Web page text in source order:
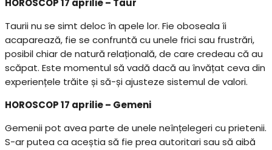
Taurii nu se simt deloc în apele lor. Fie oboseala îi
acaparează, fie se confruntă cu unele frici sau frustrări,
posibil chiar de natură relațională, de care credeau că au
scăpat. Este momentul să vadă dacă au învățat ceva din
experiențele trăite și să-și ajusteze sistemul de valori.
HOROSCOP 17 aprilie – Gemeni
Gemenii pot avea parte de unele neînțelegeri cu prietenii.
S-ar putea ca aceștia să fie prea autoritari sau să aibă